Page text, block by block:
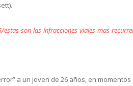
son-las-infracciones-viales-mas-
a un joven de 26 años, en